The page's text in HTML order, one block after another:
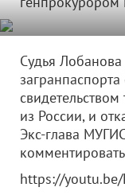
Судья Лобанова
свидетельством
из России, и
Экс-глава
https://youtu.be/